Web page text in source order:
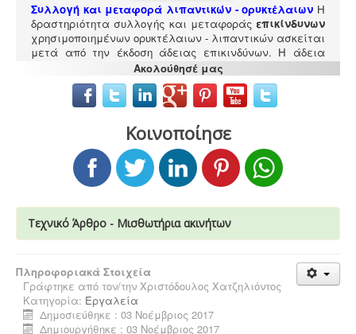
Συλλογή και μεταφορά λιπαντικών - ορυκτέλαιων Η
δραστηριότητα συλλογής και μεταφοράς επικίνδυνων
χρησιμοποιημένων ορυκτέλαιων - λιπαντικών ασκείται
μετά από την έκδοση άδειας επικινδύνων. Η άδεια
εκδίδεται μετά από την έγκριση της σχετικής
περιβαλλοντικής μελέτης οργάνωσης του δικτύου
συλλογής και μεταφοράς και της ασφάλισης
περιβαλλοντικής ευθύνης.
Άδεια λειτουργίας catering -
αδειοδοτούνται ως επαγγελματικά εργαστήρια με
οποία συνοδεύεται από πλήρη μελέτη HACCP,
σύμφωνα με τον ευρωπαϊκό κανονισμό 853/2004.
Ακολούθησέ μας
Κοινοποίησε
Τεχνικό Άρθρο - Μισθωτήρια ακινήτων
Πληροφοριακά Στοιχεία
Γράφτηκε από τον/την Χριστόδουλος Χατζηλιόντος
Κατηγορία: Εργαλεία
Δημοσιεύθηκε : 03 Νοέμβριος 2017
Δημιουργήθηκε : 03 Νοέμβριος 2017